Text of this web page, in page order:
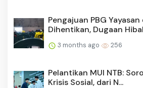
Pengajuan PBG
Dihentikan, Dugaan
3 months ago 256
Pelantikan MUI NTB:
Krisis Sosial, dari N...